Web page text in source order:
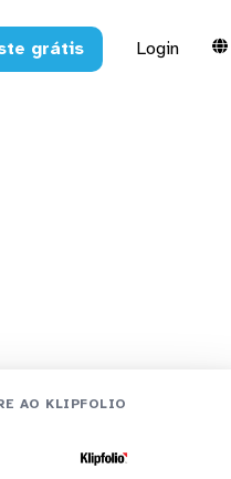
grátis Login
AO KLIPFOLIO